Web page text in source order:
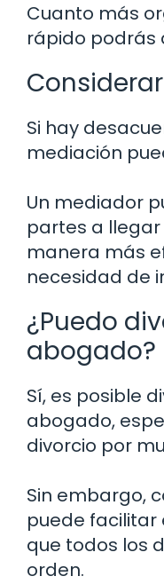
Cuanto más
rápido podrás
Si hay
mediación
Un mediador
partes a
manera más
necesidad de
¿Puedo
abogado?
Sí, es posible
abogado,
divorcio por
Sin embargo,
puede facilitar
que todos los
orden.